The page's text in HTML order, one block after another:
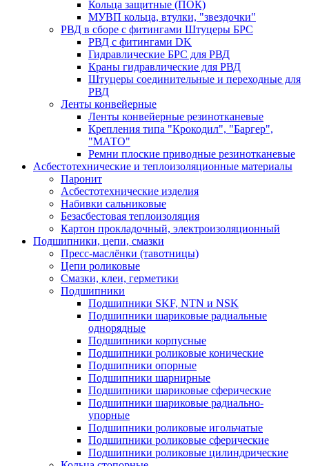
Кольца защитные (ПОК)
МУВП кольца, втулки, "звездочки"
РВД в сборе с фитингами Штуцеры БРС
РВД с фитингами DK
Гидравлические БРС для РВД
Краны гидравлические для РВД
Штуцеры соединительные и переходные для
РВД
Ленты конвейерные
Ленты конвейерные резинотканевые
Крепления типа "Крокодил", "Баргер",
"МАТО"
Ремни плоские приводные резинотканевые
Асбестотехнические и теплоизоляционные материалы
Паронит
Асбестотехнические изделия
Набивки сальниковые
Безасбестовая теплоизоляция
Картон прокладочный, электроизоляционный
Подшипники, цепи, смазки
Пресс-маслёнки (тавотницы)
Цепи роликовые
Смазки, клеи, герметики
Подшипники
Подшипники SKF, NTN и NSK
Подшипники шариковые радиальные
однорядные
Подшипники корпусные
Подшипники роликовые конические
Подшипники опорные
Подшипники шарнирные
Подшипники шариковые сферические
Подшипники шариковые радиально-
упорные
Подшипники роликовые игольчатые
Подшипники роликовые сферические
Подшипники роликовые цилиндрические